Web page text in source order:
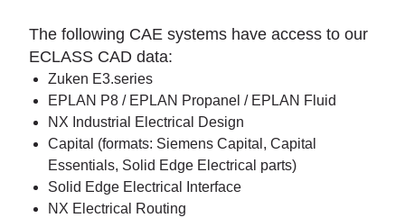
The following CAE systems have access to our
ECLASS CAD data:
Zuken E3.series
EPLAN P8 / EPLAN Propanel / EPLAN Fluid
NX Industrial Electrical Design
Capital (formats: Siemens Capital, Capital
Essentials, Solid Edge Electrical parts)
Solid Edge Electrical Interface
NX Electrical Routing